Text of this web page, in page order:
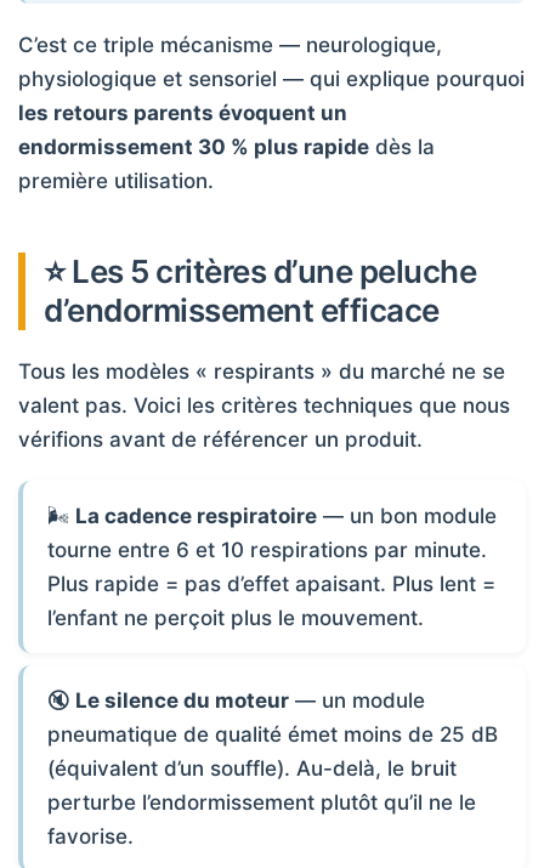
C’est ce triple mécanisme — neurologique,
physiologique et sensoriel — qui explique pourquoi
les retours parents évoquent un
endormissement 30 % plus rapide dès la
première utilisation.
⭐ Les 5 critères d’une peluche
d’endormissement efficace
Tous les modèles « respirants » du marché ne se
valent pas. Voici les critères techniques que nous
vérifions avant de référencer un produit.
🌬️ La cadence respiratoire — un bon module
tourne entre 6 et 10 respirations par minute.
Plus rapide = pas d’effet apaisant. Plus lent =
l’enfant ne perçoit plus le mouvement.
🔇 Le silence du moteur — un module
pneumatique de qualité émet moins de 25 dB
(équivalent d’un souffle). Au-delà, le bruit
perturbe l’endormissement plutôt qu’il ne le
favorise.